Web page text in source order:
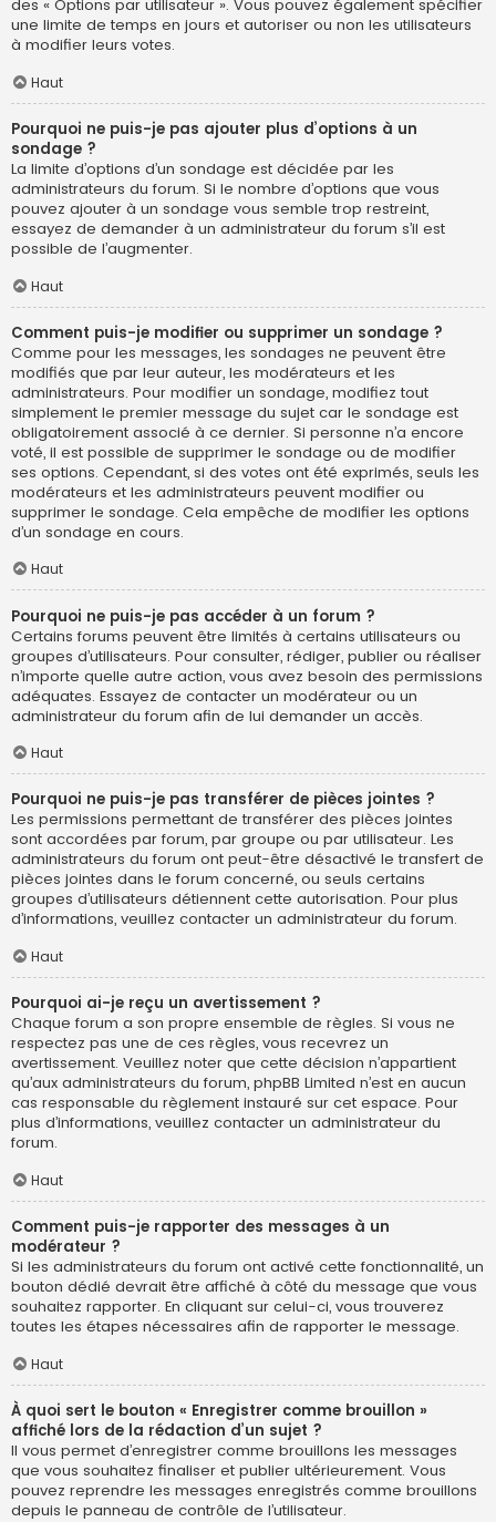
des « Options par utilisateur ». Vous pouvez également spécifier
une limite de temps en jours et autoriser ou non les utilisateurs
à modifier leurs votes.
Haut
Pourquoi ne puis-je pas ajouter plus d’options à un
sondage ?
La limite d’options d’un sondage est décidée par les
administrateurs du forum. Si le nombre d’options que vous
pouvez ajouter à un sondage vous semble trop restreint,
essayez de demander à un administrateur du forum s’il est
possible de l’augmenter.
Haut
Comment puis-je modifier ou supprimer un sondage ?
Comme pour les messages, les sondages ne peuvent être
modifiés que par leur auteur, les modérateurs et les
administrateurs. Pour modifier un sondage, modifiez tout
simplement le premier message du sujet car le sondage est
obligatoirement associé à ce dernier. Si personne n’a encore
voté, il est possible de supprimer le sondage ou de modifier
ses options. Cependant, si des votes ont été exprimés, seuls les
modérateurs et les administrateurs peuvent modifier ou
supprimer le sondage. Cela empêche de modifier les options
d’un sondage en cours.
Haut
Pourquoi ne puis-je pas accéder à un forum ?
Certains forums peuvent être limités à certains utilisateurs ou
groupes d’utilisateurs. Pour consulter, rédiger, publier ou réaliser
n’importe quelle autre action, vous avez besoin des permissions
adéquates. Essayez de contacter un modérateur ou un
administrateur du forum afin de lui demander un accès.
Haut
Pourquoi ne puis-je pas transférer de pièces jointes ?
Les permissions permettant de transférer des pièces jointes
sont accordées par forum, par groupe ou par utilisateur. Les
administrateurs du forum ont peut-être désactivé le transfert de
pièces jointes dans le forum concerné, ou seuls certains
groupes d’utilisateurs détiennent cette autorisation. Pour plus
d’informations, veuillez contacter un administrateur du forum.
Haut
Pourquoi ai-je reçu un avertissement ?
Chaque forum a son propre ensemble de règles. Si vous ne
respectez pas une de ces règles, vous recevrez un
avertissement. Veuillez noter que cette décision n’appartient
qu’aux administrateurs du forum, phpBB Limited n’est en aucun
cas responsable du règlement instauré sur cet espace. Pour
plus d’informations, veuillez contacter un administrateur du
forum.
Haut
Comment puis-je rapporter des messages à un
modérateur ?
Si les administrateurs du forum ont activé cette fonctionnalité, un
bouton dédié devrait être affiché à côté du message que vous
souhaitez rapporter. En cliquant sur celui-ci, vous trouverez
toutes les étapes nécessaires afin de rapporter le message.
Haut
À quoi sert le bouton « Enregistrer comme brouillon »
affiché lors de la rédaction d’un sujet ?
Il vous permet d’enregistrer comme brouillons les messages
que vous souhaitez finaliser et publier ultérieurement. Vous
pouvez reprendre les messages enregistrés comme brouillons
depuis le panneau de contrôle de l’utilisateur.